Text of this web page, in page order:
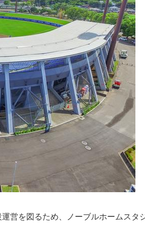
営を図るため、ノーブルホームスタ